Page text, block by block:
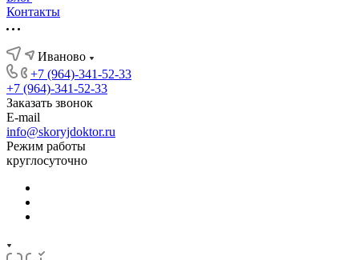
Контакты
Иваново
+7 (964)-341-52-33
+7 (964)-341-52-33
Заказать звонок
E-mail
info@skoryjdoktor.ru
Режим работы
круглосуточно